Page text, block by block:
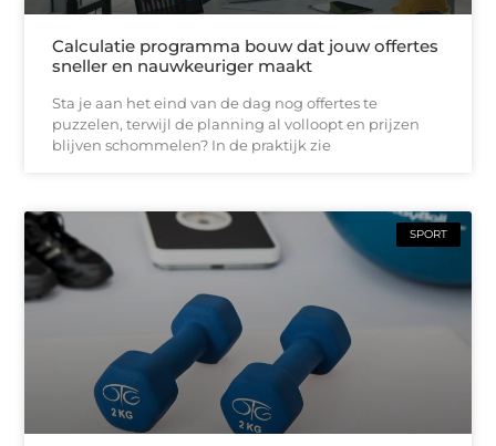
Calculatie programma bouw dat jouw offertes
sneller en nauwkeuriger maakt
Sta je aan het eind van de dag nog offertes te
puzzelen, terwijl de planning al volloopt en prijzen
blijven schommelen? In de praktijk zie
SPORT